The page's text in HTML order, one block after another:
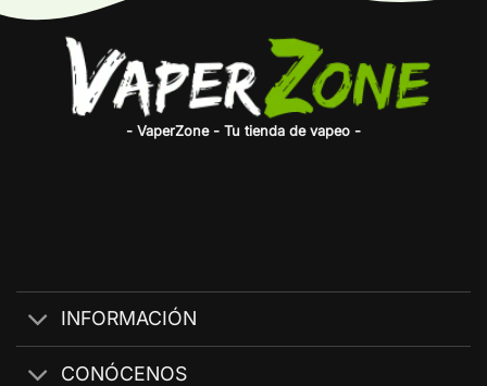
- VaperZone - Tu tienda de vapeo -
INFORMACIÓN
CONÓCENOS